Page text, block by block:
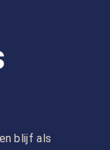
blijf als